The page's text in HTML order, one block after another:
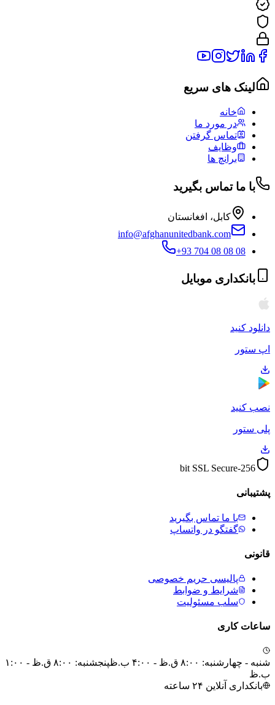
لینک های سریع
خانه
در مورد ما
تماس گرفتن
وظایف
برانچ ها
با ما تماس بگیرید
کابل، افغانستان
info@afghanunitedbank.com
+93 704 08 08 08
بانکداری موبایل
دانلود کنید
اپ ستور
نصب کنید
پلی ستور
256-bit SSL Secure
پشتیبانی
با ما تماس بگیرید
گفتگو در واتساپ
قانونی
پالیسی حریم خصوصی
شرایط و ضوابط
سلب مسئولیت
ساعات کاری
شنبه - چهارشنبه: ۸:۰۰ ق.ظ - ۴:۰۰ ب.ظ
پنجشنبه: ۸:۰۰ ق.ظ - ۱:۰۰
ب.ظ
بانکداری آنلاین ۲۴ ساعته